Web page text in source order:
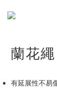
蘭花繩
有延展性不易